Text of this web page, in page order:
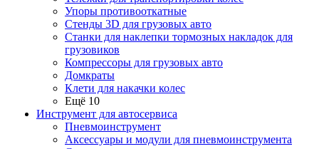
Упоры противооткатные
Стенды 3D для грузовых авто
Станки для наклепки тормозных накладок для
грузовиков
Компрессоры для грузовых авто
Домкраты
Клети для накачки колес
Ещё 10
Инструмент для автосервиса
Пневмоинструмент
Аксессуары и модули для пневмоинструмента